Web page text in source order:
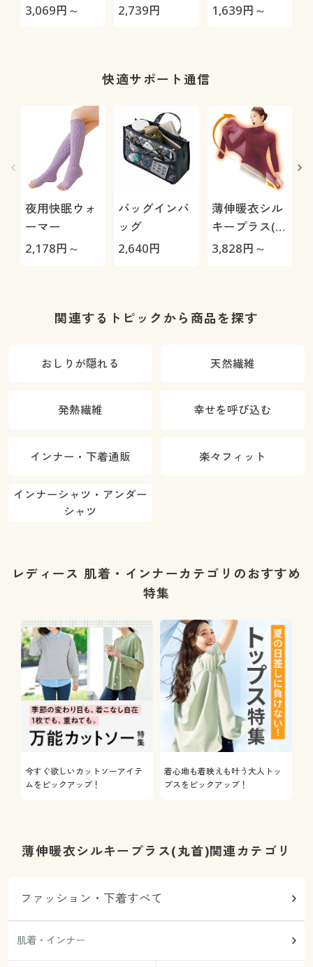
キュロットペ
3,069円～
レッグウォー
2,739円
ンナー(衿すっ
1,639円～
快適サポート通信
夜用快眠ウォ
ーマー
2,178円～
バッグインバ
ッグ
2,640円
薄伸暖衣シル
キープラス(タ
ートル)
3,828円～
関連するトピックから商品を探す
おしりが隠れる 天然繊維
発熱繊維 幸せを呼び込む
インナー・下着通販 楽々フィット
インナーシャツ・アンダー
シャツ
レディース 肌着・インナーカテゴリのおすすめ
特集
今すぐ欲しいカットソーアイテ
ムをピックアップ！
着心地も着映えも叶う大人トッ
プスをピックアップ！
薄伸暖衣シルキープラス(丸首)関連カテゴリ
ファッション・下着すべて
肌着・インナー